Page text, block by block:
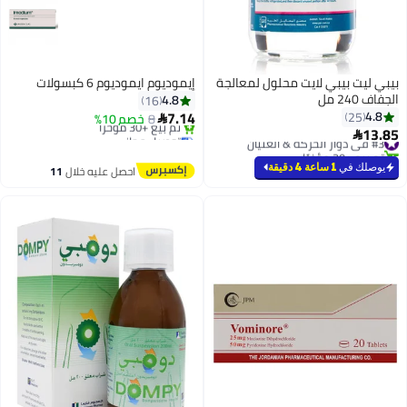
بيبي ليت بيبي لايت محلول لمعالجة
الجفاف 240 مل
4.8
25
13.85
#3 في دوار الحركة & الغثيان
تم بيع +20 مؤخرًا
#3 في دوار الحركة & الغثيان
يوصلك في 1 ساعة 4 دقيقة
إيموديوم ايموديوم 6 كبسولات
4.8
16
7.14
8خصم 10%
توصيل مجاني
باقي 3 وحدات في المخزون
تم بيع +30 مؤخرًا
توصيل مجانياحصل عليه خلال 11